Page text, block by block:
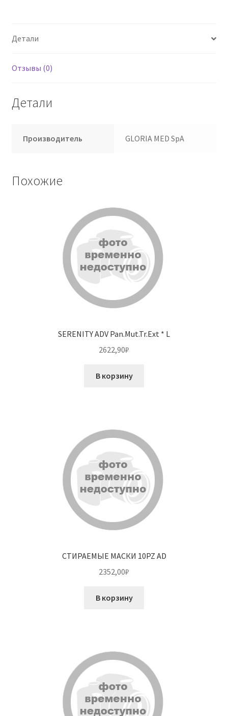
Детали
Отзывы (0)
Детали
Производитель GLORIA MED SpA
Похожие
SERENITY ADV Pan.Mut.Tr.Ext * L
2622,90₽
В корзину
СТИРАЕМЫЕ МАСКИ 10PZ AD
2352,00₽
В корзину